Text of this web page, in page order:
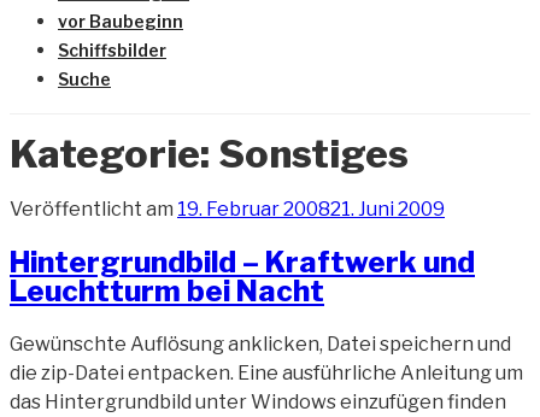
vor Baubeginn
Schiffsbilder
Suche
Kategorie: Sonstiges
Veröffentlicht am 19. Februar 200821. Juni 2009
Hintergrundbild – Kraftwerk und
Leuchtturm bei Nacht
Gewünschte Auflösung anklicken, Datei speichern und
die zip-Datei entpacken. Eine ausführliche Anleitung um
das Hintergrundbild unter Windows einzufügen finden